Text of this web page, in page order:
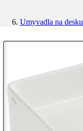
Umyvadla na desku